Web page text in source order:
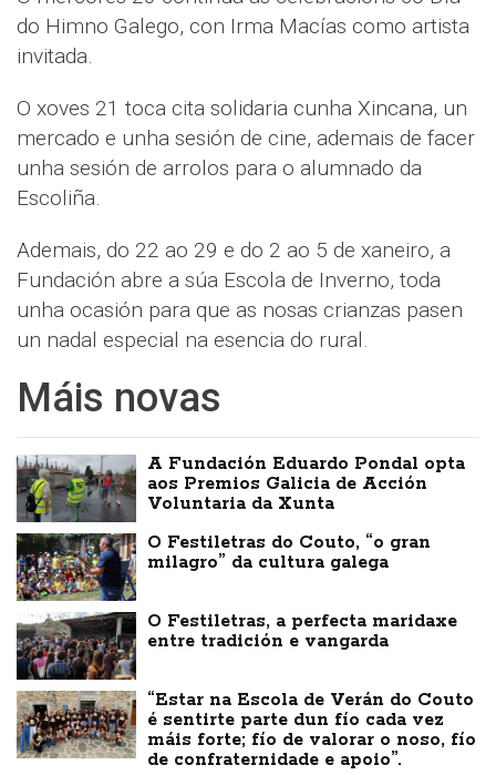
do Himno Galego, con Irma Macías como artista
invitada.
O xoves 21 toca cita solidaria cunha Xincana, un
mercado e unha sesión de cine, ademais de facer
unha sesión de arrolos para o alumnado da
Escoliña.
Ademais, do 22 ao 29 e do 2 ao 5 de xaneiro, a
Fundación abre a súa Escola de Inverno, toda
unha ocasión para que as nosas crianzas pasen
un nadal especial na esencia do rural.
Máis novas
A Fundación Eduardo Pondal opta
aos Premios Galicia de Acción
Voluntaria da Xunta
O Festiletras do Couto, “o gran
milagro” da cultura galega
O Festiletras, a perfecta maridaxe
entre tradición e vangarda
“Estar na Escola de Verán do Couto
é sentirte parte dun fío cada vez
máis forte; fío de valorar o noso, fío
de confraternidade e apoio”.